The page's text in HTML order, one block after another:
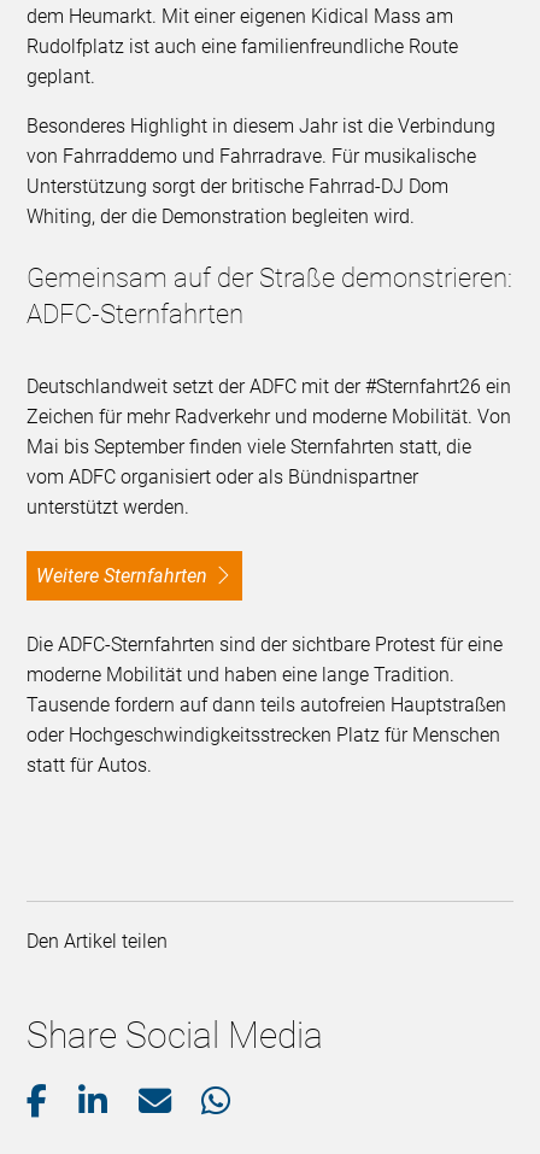
dem Heumarkt. Mit einer eigenen Kidical Mass am
Rudolfplatz ist auch eine familienfreundliche Route
geplant.
Besonderes Highlight in diesem Jahr ist die Verbindung
von Fahrraddemo und Fahrradrave. Für musikalische
Unterstützung sorgt der britische Fahrrad-DJ Dom
Whiting, der die Demonstration begleiten wird.
Gemeinsam auf der Straße demonstrieren:
ADFC-Sternfahrten
Deutschlandweit setzt der ADFC mit der #Sternfahrt26 ein
Zeichen für mehr Radverkehr und moderne Mobilität. Von
Mai bis September finden viele Sternfahrten statt, die
vom ADFC organisiert oder als Bündnispartner
unterstützt werden.
Weitere Sternfahrten
Die ADFC-Sternfahrten sind der sichtbare Protest für eine
moderne Mobilität und haben eine lange Tradition.
Tausende fordern auf dann teils autofreien Hauptstraßen
oder Hochgeschwindigkeitsstrecken Platz für Menschen
statt für Autos.
Den Artikel teilen
Share Social Media